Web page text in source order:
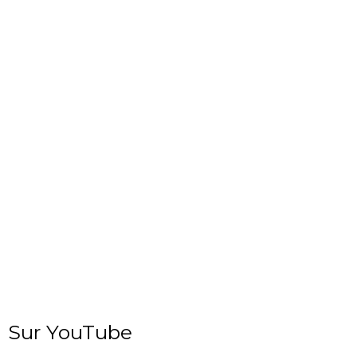
Sur YouTube